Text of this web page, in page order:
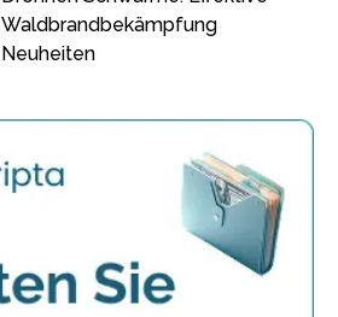
Waldbrandbekämpfung
Neuheiten